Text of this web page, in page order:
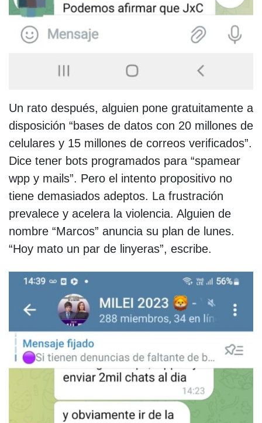
Un rato después, alguien pone gratuitamente a
disposición “bases de datos con 20 millones de
celulares y 15 millones de correos verificados”.
Dice tener bots programados para “spamear
wpp y mails”. Pero el intento propositivo no
tiene demasiados adeptos. La frustración
prevalece y acelera la violencia. Alguien de
nombre “Marcos” anuncia su plan de lunes.
“Hoy mato un par de linyeras”, escribe.